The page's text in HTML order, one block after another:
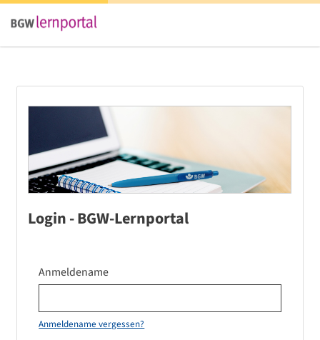
Login - BGW-Lernportal
Anmeldename
Anmeldename vergessen?